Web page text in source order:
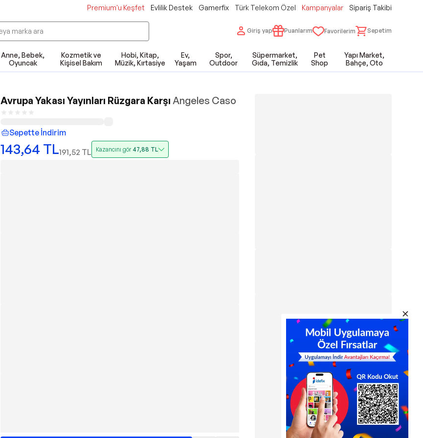
Premium'u Keşfet Evlilik Destek Gamerfix Türk Telekom Özel Kampanyalar Sipariş Takibi
Giriş yap Puanlarım Favorilerim Sepetim
Anne, Bebek,
Oyuncak
Kozmetik ve
Kişisel Bakım
Hobi, Kitap,
Müzik, Kırtasiye
Ev,
Yaşam
Spor,
Outdoor
Süpermarket,
Gıda, Temizlik
Pet
Shop
Yapı Market,
Bahçe, Oto
Avrupa Yakası Yayınları Rüzgara Karşı Angeles Caso
Sepette İndirim
143,64 TL191,52 TL Kazancını gör 47,88 TL